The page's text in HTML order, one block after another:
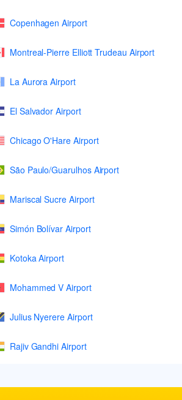
Copenhagen Airport
Montreal-Pierre Elliott Trudeau Airport
La Aurora Airport
El Salvador Airport
Chicago O'Hare Airport
São Paulo/Guarulhos Airport
Mariscal Sucre Airport
Simón Bolívar Airport
Kotoka Airport
Mohammed V Airport
Julius Nyerere Airport
Rajiv Gandhi Airport